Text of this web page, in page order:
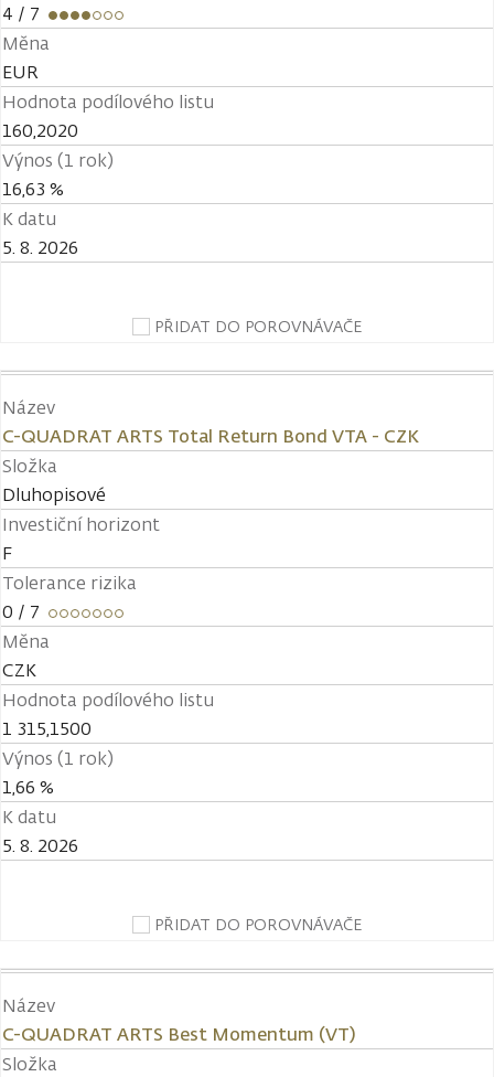
4 / 7
Měna
EUR
Hodnota podílového listu
160,2020
Výnos (1 rok)
16,63 %
K datu
5. 8. 2026
PŘIDAT DO POROVNÁVAČE
Název
C-QUADRAT ARTS Total Return Bond VTA - CZK
Složka
Dluhopisové
Investiční horizont
F
Tolerance rizika
0 / 7
Měna
CZK
Hodnota podílového listu
1 315,1500
Výnos (1 rok)
1,66 %
K datu
5. 8. 2026
PŘIDAT DO POROVNÁVAČE
Název
C-QUADRAT ARTS Best Momentum (VT)
Složka